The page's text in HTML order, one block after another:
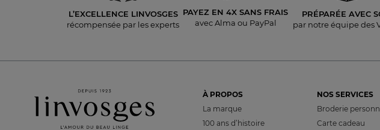
L’EXCELLENCE LINVOSGES
récompensée par les experts
PAYEZ EN 4X SANS FRAIS
avec Alma ou PayPal
PRÉPARÉE AVEC
par notre équipe des
À PROPOS
La marque
100 ans d’histoire
NOS SERVICES
Broderie
Carte cadeau